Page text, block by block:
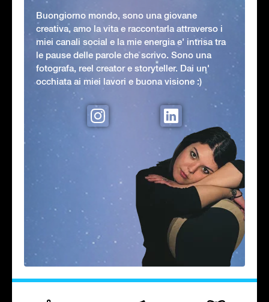
Buongiorno mondo, sono una giovane
creativa, amo la vita e raccontarla attraverso i
miei canali social e la mie energia e' intrisa tra
le pause delle parole che scrivo. Sono una
fotografa, reel creator e storyteller. Dai un'
occhiata ai miei lavori e buona visione :)